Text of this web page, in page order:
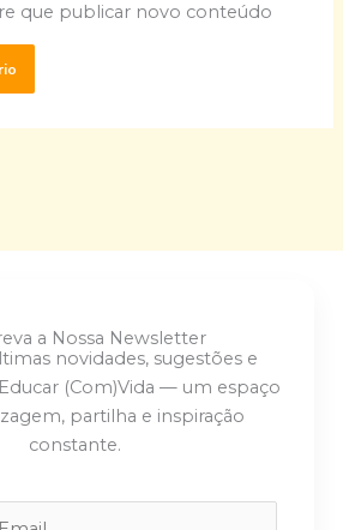
que publicar novo conteúdo
a Nossa Newsletter
novidades, sugestões e
(Com)Vida — um espaço
partilha e inspiração
constante.